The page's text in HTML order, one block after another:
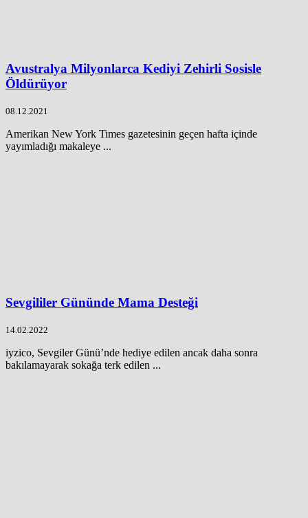
Avustralya Milyonlarca Kediyi Zehirli Sosisle
Öldürüyor
08.12.2021
Amerikan New York Times gazetesinin geçen hafta içinde
yayımladığı makaleye ...
Sevgililer Gününde Mama Desteği
14.02.2022
iyzico, Sevgiler Günü’nde hediye edilen ancak daha sonra
bakılamayarak sokağa terk edilen ...